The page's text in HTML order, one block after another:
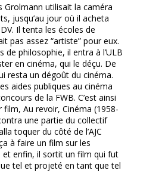
Grolmann utilisait la caméra
jusqu’au jour où il acheta
Il tenta les écoles de
pas assez “artiste” pour eux.
de philosophie, il entra à l’ULB
en cinéma, qui le déçu. De
resta un dégoût du cinéma.
aides publiques au cinéma
de la FWB. C’est ainsi
film, Au revoir, Cinéma (1958-
une partie du collectif
toquer du côté de l’AJC
à faire un film sur les
et enfin, il sortit un film qui fut
tel et projeté en tant que tel